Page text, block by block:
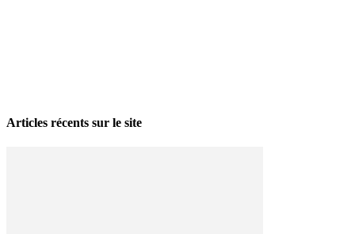
Articles récents sur le site